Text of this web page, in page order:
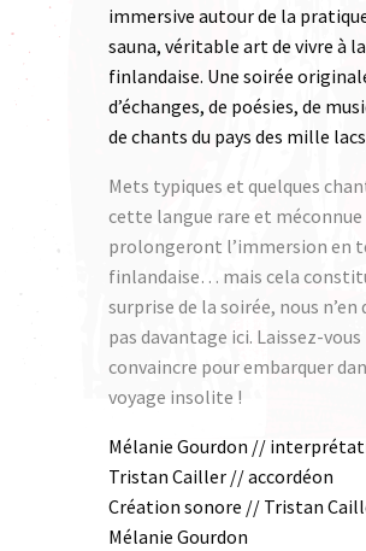
immersive autour de la
sauna, véritable art de vivre à la
finlandaise. Une soirée
d’échanges, de poésies, de
de chants du pays des mille
Mets typiques et quelques
cette langue rare et méconnue
prolongeront l’immersion en
finlandaise… mais cela
surprise de la soirée, nous n’en
pas davantage ici. Laissez-vous
convaincre pourembarquer
voyage insolite !
Mélanie Gourdon //
Tristan Cailler // accordéon
Création sonore // Tristan
Mélanie Gourdon